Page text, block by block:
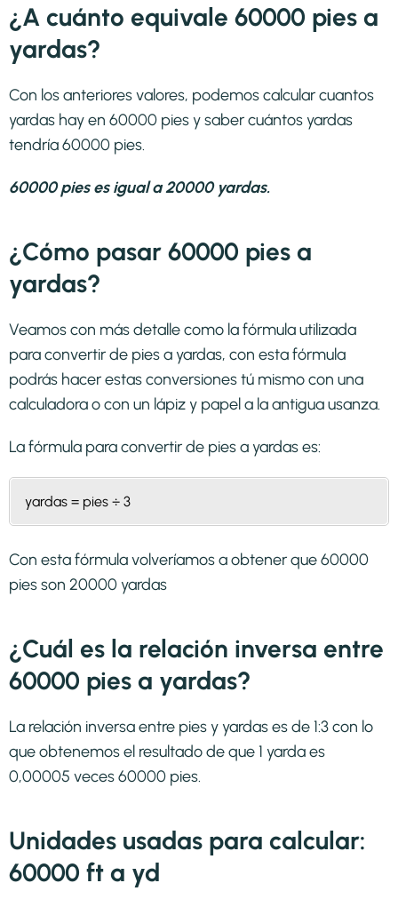
¿A cuánto equivale 60000 pies a
yardas?
Con los anteriores valores, podemos calcular cuantos
yardas hay en 60000 pies y saber cuántos yardas
tendría 60000 pies.
60000 pies es igual a 20000 yardas.
¿Cómo pasar 60000 pies a
yardas?
Veamos con más detalle como la fórmula utilizada
para convertir de pies a yardas, con esta fórmula
podrás hacer estas conversiones tú mismo con una
calculadora o con un lápiz y papel a la antigua usanza.
La fórmula para convertir de pies a yardases:
yardas = pies ÷ 3
Con esta fórmula volveríamos a obtener que 60000
pies son 20000 yardas
¿Cuál es la relación inversa entre
60000 pies a yardas?
La relación inversa entre pies y yardas es de 1:3 con lo
que obtenemos el resultado de que 1 yarda es
0,00005 veces 60000 pies.
Unidades usadas para calcular:
60000 ft a yd